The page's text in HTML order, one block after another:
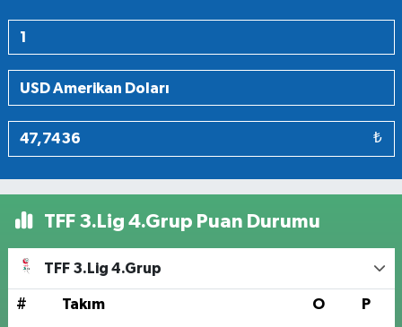
₺
TFF 3.Lig 4.Grup Puan Durumu
TFF 3.Lig 4.Grup
# Takım O P